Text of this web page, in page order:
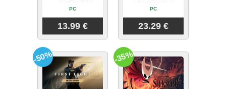
PC
13.99 €
PC
23.29 €
-50% -35%